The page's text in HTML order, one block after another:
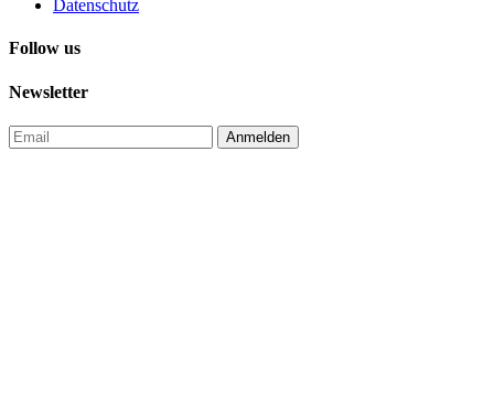
Datenschutz
Follow us
Newsletter
Anmelden